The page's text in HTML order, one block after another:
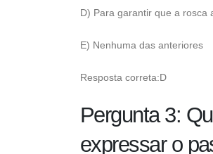
D) Para garantir que a rosca
E) Nenhuma das anteriores
Resposta correta:D
Pergunta 3:
expressar o